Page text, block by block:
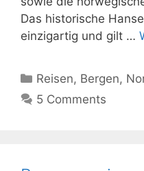
Das historische
einzigartig und gilt …
Kategorien
Reisen, Bergen,
5 Comments